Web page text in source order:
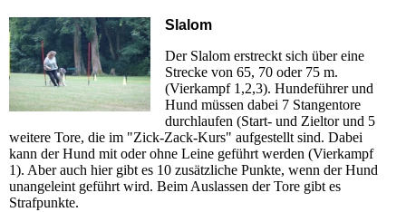
Slalom
Der Slalom erstreckt sich über eine
Strecke von 65, 70 oder 75 m.
(Vierkampf 1,2,3). Hundeführer und
Hund müssen dabei 7 Stangentore
durchlaufen (Start- und Zieltor und 5
weitere Tore, die im "Zick-Zack-Kurs" aufgestellt sind. Dabei
kann der Hund mit oder ohne Leine geführt werden (Vierkampf
1). Aber auch hier gibt es 10 zusätzliche Punkte, wenn der Hund
unangeleint geführt wird. Beim Auslassen der Tore gibt es
Strafpunkte.